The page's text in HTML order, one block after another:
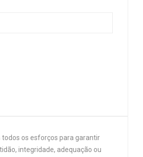
os esforços para garantir
integridade, adequação ou